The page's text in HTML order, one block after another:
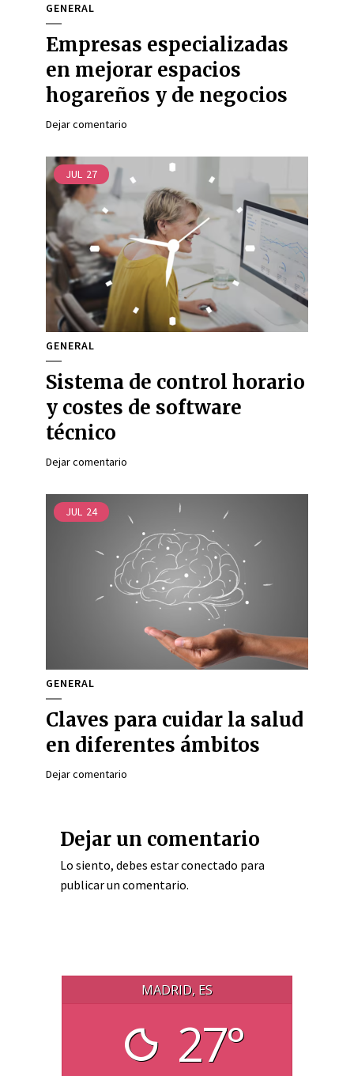
GENERAL
Empresas especializadas
en mejorar espacios
hogareños y de negocios
Dejar comentario
JUL 27
GENERAL
Sistema de control horario
y costes de software
técnico
Dejar comentario
JUL 24
GENERAL
Claves para cuidar la salud
en diferentes ámbitos
Dejar comentario
Dejar un comentario
Lo siento, debes estarconectado para
publicar un comentario.
MADRID, ES
27°